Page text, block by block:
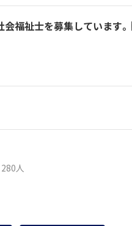
福祉士を募集しています。
人